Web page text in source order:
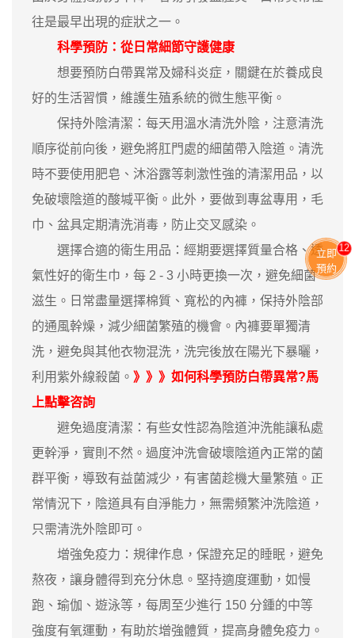
往是最早出現的症狀之一。
科學預防：從日常細節守護健康
想要預防白帶異常及婦科炎症，關鍵在於養成良
好的生活習慣，維護生殖系統的微生態平衡。
保持外陰清潔：每天用溫水清洗外陰，注意清洗
順序從前向後，避免將肛門處的細菌帶入陰道。清洗
時不要使用肥皂、沐浴露等刺激性強的清潔用品，以
免破壞陰道的酸堿平衡。此外，要做到專盆專用，毛
巾、盆具定期清洗消毒，防止交叉感染。
選擇合適的衛生用品：經期要選擇質量合格、透
氣性好的衛生巾，每 2 - 3 小時更換一次，避免細菌
滋生。日常盡量選擇棉質、寬松的內褲，保持外陰部
的通風幹燥，減少細菌繁殖的機會。內褲要單獨清
洗，避免與其他衣物混洗，洗完後放在陽光下暴曬，
利用紫外線殺菌。 》》》如何科學預防白帶異常?馬
上點擊咨詢
避免過度清潔：有些女性認為陰道沖洗能讓私處
更幹淨，實則不然。過度沖洗會破壞陰道內正常的菌
群平衡，導致有益菌減少，有害菌趁機大量繁殖。正
常情況下，陰道具有自淨能力，無需頻繁沖洗陰道，
只需清洗外陰即可。
增強免疫力：規律作息，保證充足的睡眠，避免
熬夜，讓身體得到充分休息。堅持適度運動，如慢
跑、瑜伽、遊泳等，每周至少進行 150 分鍾的中等
強度有氧運動，有助於增強體質，提高身體免疫力。
立即
預約
13